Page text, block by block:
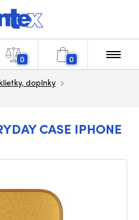
0 0
doplnky
CASE IPHONE